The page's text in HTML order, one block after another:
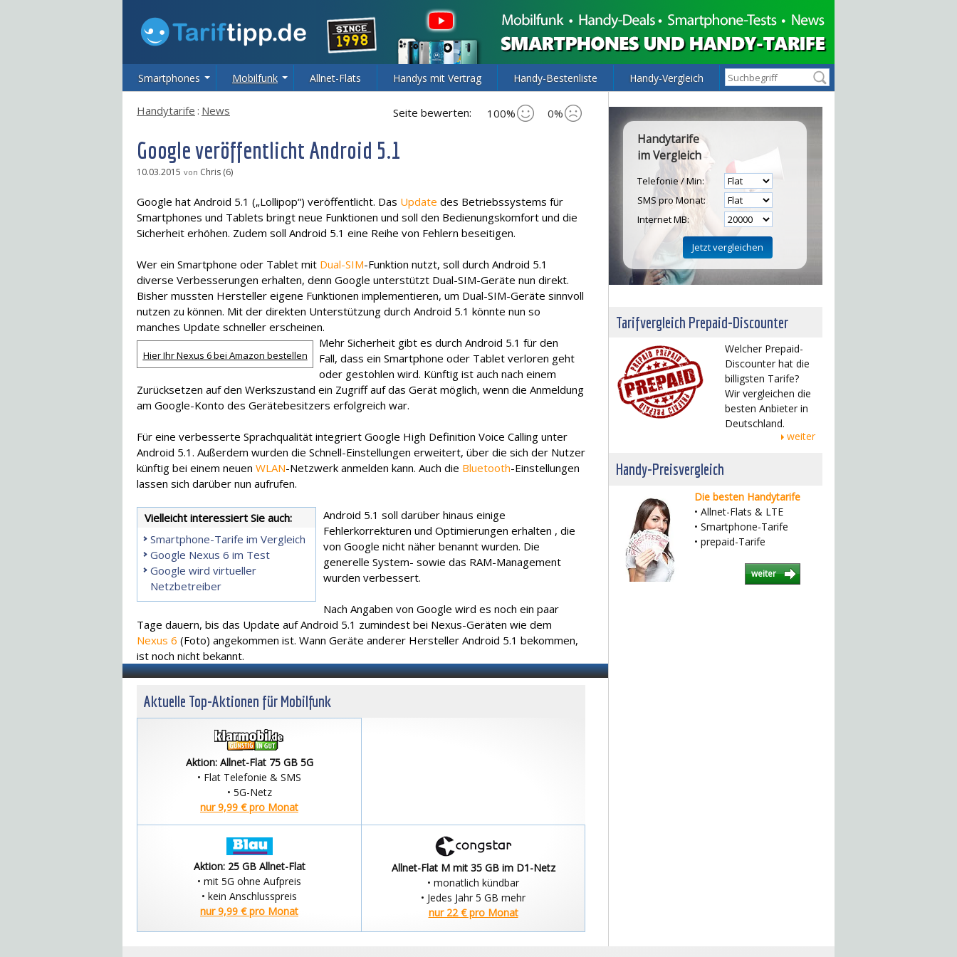
Smartphones Mobilfunk Allnet-Flats Handys mit Vertrag Handy-Bestenliste Handy-Vergleich
Seite bewerten: 100% 0%
Handytarife : News
Google veröffentlicht Android 5.1
10.03.2015 von Chris (6)
Google hat Android 5.1 („Lollipop“) veröffentlicht. Das Update des Betriebssystems für
Smartphones und Tablets bringt neue Funktionen und soll den Bedienungskomfort und die
Sicherheit erhöhen. Zudem soll Android 5.1 eine Reihe von Fehlern beseitigen.
Wer ein Smartphone oder Tablet mit Dual-SIM-Funktion nutzt, soll durch Android 5.1
diverse Verbesserungen erhalten, denn Google unterstützt Dual-SIM-Geräte nun direkt.
Bisher mussten Hersteller eigene Funktionen implementieren, um Dual-SIM-Geräte sinnvoll
nutzen zu können. Mit der direkten Unterstützung durch Android 5.1 könnte nun so
manches Update schneller erscheinen.
Hier Ihr Nexus 6 bei Amazon bestellen
Mehr Sicherheit gibt es durch Android 5.1 für den
Fall, dass ein Smartphone oder Tablet verloren geht
oder gestohlen wird. Künftig ist auch nach einem
Zurücksetzen auf den Werkszustand ein Zugriff auf das Gerät möglich, wenn die Anmeldung
am Google-Konto des Gerätebesitzers erfolgreich war.
Für eine verbesserte Sprachqualität integriert Google High Definition Voice Calling unter
Android 5.1. Außerdem wurden die Schnell-Einstellungen erweitert, über die sich der Nutzer
künftig bei einem neuen WLAN-Netzwerk anmelden kann. Auch die Bluetooth-Einstellungen
lassen sich darüber nun aufrufen.
Vielleicht interessiert Sie auch:
Smartphone-Tarife im Vergleich
Google Nexus 6 im Test
Google wird virtueller
Netzbetreiber
Android 5.1 soll darüber hinaus einige
Fehlerkorrekturen und Optimierungen erhalten , die
von Google nicht näher benannt wurden. Die
generelle System- sowie das RAM-Management
wurden verbessert.
Nach Angaben von Google wird es noch ein paar
Tage dauern, bis das Update auf Android 5.1 zumindest bei Nexus-Geräten wie dem
Nexus 6 (Foto) angekommen ist. Wann Geräte anderer Hersteller Android 5.1 bekommen,
ist noch nicht bekannt.
Aktuelle Top-Aktionen für Mobilfunk
Aktion: Allnet-Flat 75 GB 5G
• Flat Telefonie & SMS
• 5G-Netz
nur 9,99 € pro Monat
Aktion: 25 GB Allnet-Flat
• mit 5G ohne Aufpreis
• kein Anschlusspreis
nur 9,99 € pro Monat
Allnet-Flat M mit 35 GB im D1-Netz
• monatlich kündbar
• Jedes Jahr 5 GB mehr
nur 22 € pro Monat
Handytarife
im Vergleich
Telefonie / Min:
SMS pro Monat:
Internet MB:
Tarifvergleich Prepaid-Discounter
Welcher Prepaid-
Discounter hat die
billigsten Tarife?
Wir vergleichen die
besten Anbieter in
Deutschland.
weiter
Handy-Preisvergleich
Die besten Handytarife
• Allnet-Flats & LTE
• Smartphone-Tarife
• prepaid-Tarife
weiter